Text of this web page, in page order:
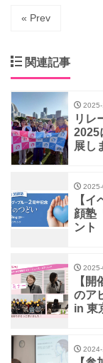
« Prev
関連記事
2025-
リレ
2025
展し
【
顔塾
ント
【
のア
in 東